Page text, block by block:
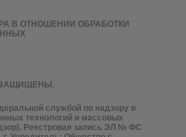
ЗАЩИЩЕНЫ.
службой по надзору в
технологий и массовых
Реестровая запись ЭЛ № ФС
В ОТНОШЕНИИ ОБРАБОТКИ